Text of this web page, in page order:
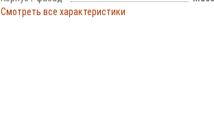
Смотреть все характеристики